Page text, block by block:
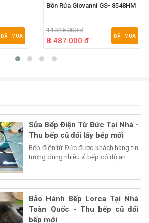
ĐẶT MUA
Bồn Rửa Giovanni GS- 8548HM
11.316.000 đ
8.487.000 đ
ĐẶT MUA
Sửa Bếp Điện Từ Đức Tại Nhà -
Thu bếp cũ đổi lấy bếp mới
Bếp điện từ Đức được khách hàng tin
tưởng dùng nhiều vì bếp có độ an...
Bảo Hành Bếp Lorca Tại Nhà
Toàn Quốc - Thu bếp cũ đổi
bếp mới